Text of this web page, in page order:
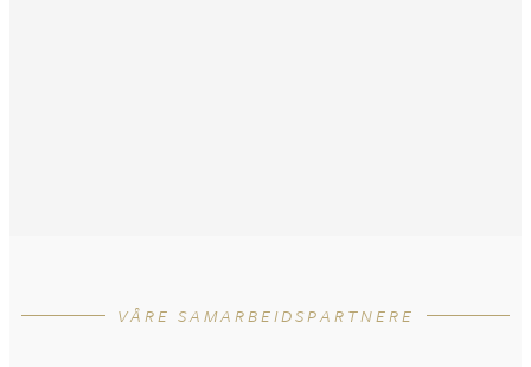
VÅRE SAMARBEIDSPARTNERE